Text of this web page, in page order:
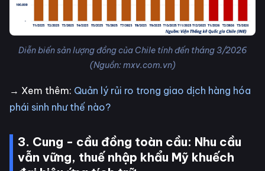
Diễn biến sản lượng đồng của Chile tính đến tháng 3/2026
(Nguồn: mxv.com.vn)
→ Xem thêm: Quản lý rủi ro trong giao dịch hàng hóa
phái sinh như thế nào?
3. Cung - cầu đồng toàn cầu: Nhu cầu
vẫn vững, thuế nhập khẩu Mỹ khuếch